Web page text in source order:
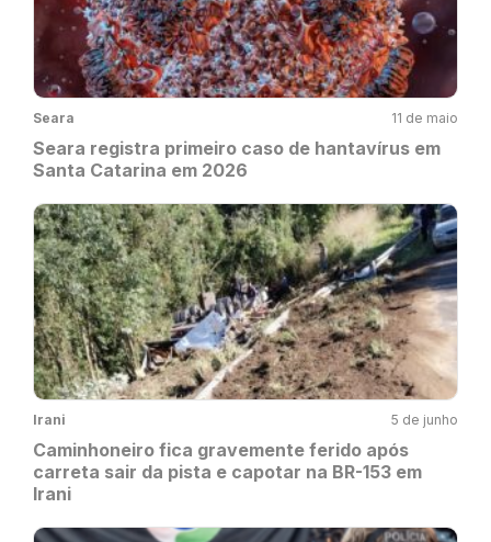
Seara 11 de maio
Seara registra primeiro caso de hantavírus em
Santa Catarina em 2026
Irani 5 de junho
Caminhoneiro fica gravemente ferido após
carreta sair da pista e capotar na BR-153 em
Irani